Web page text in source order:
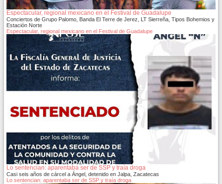
Espectacular, regional mexicano en el Festival de Guadalupe
Conciertos de Grupo Palomo, Banda El Terre de Jerez, LT Sierreña, Tipos Bohemios y
Estación Norte
Espectacular, regional mexicano en el Festival de Guadalupe
Lo sentencian: aparentaba ser de SSP y traía droga
Casi seis años de cárcel a Ángel, detenido en Jalpa, Zacatecas
Lo sentencian: aparentaba ser de SSP y traía droga